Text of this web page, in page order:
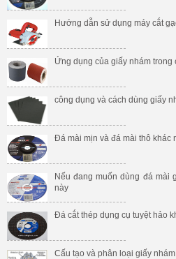
Hướng dẫn sử dụng máy cắt
Ứng dụng của giấy nhám trong
công dụng và cách dùng giấy
Đá mài mịn và đá mài thô khác
Nếu đang muốn dùng đá mài
này
Đá cắt thép dụng cụ tuyệt hảo
Cấu tạo và phân loại giấy nhám